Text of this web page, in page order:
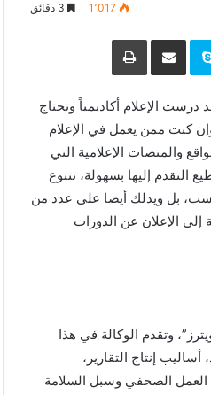
1٬017
Skype مشاركة عبر البريد
الإعلام أكاديمياً وتحتاج
كنت ممن يعمل في الإعلام
والمنصات الإعلامية التي
التقدم إليها بسهولة، تتنوع
حسب، بل ويدلك أيضا على عدد من
الإعلان عن الدورات
وتقدم الوكالة في هذا
إنتاج التقارير،
العمل الصحفي وسبل السلامة